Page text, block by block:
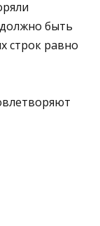
быть
строк равно